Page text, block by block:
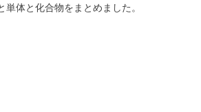
体と化合物をまとめました。